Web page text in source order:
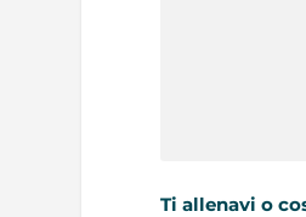
Ti allenavi o